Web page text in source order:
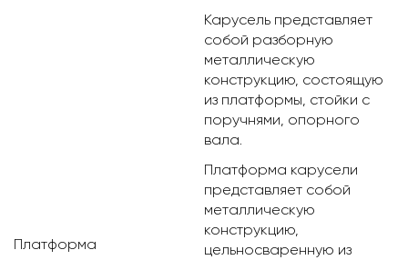
Платформа
Карусель представляет
собой разборную
металлическую
конструкцию, состоящую
из платформы, стойки с
поручнями, опорного
вала.
Платформа карусели
представляет собой
металлическую
конструкцию,
цельносваренную из